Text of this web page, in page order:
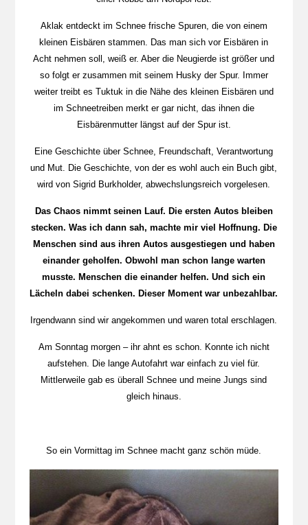
Aklak entdeckt im Schnee frische Spuren, die von einem
kleinen Eisbären stammen. Das man sich vor Eisbären in
Acht nehmen soll, weiß er. Aber die Neugierde ist größer und
so folgt er zusammen mit seinem Husky der Spur. Immer
weiter treibt es Tuktuk in die Nähe des kleinen Eisbären und
im Schneetreiben merkt er gar nicht, das ihnen die
Eisbärenmutter längst auf der Spur ist.
Eine Geschichte über Schnee, Freundschaft, Verantwortung
und Mut. Die Geschichte, von der es wohl auch ein Buch gibt,
wird von Sigrid Burkholder, abwechslungsreich vorgelesen.
Das Chaos nimmt seinen Lauf. Die ersten Autos bleiben
stecken. Was ich dann sah, machte mir viel Hoffnung. Die
Menschen sind aus ihren Autos ausgestiegen und haben
einander geholfen. Obwohl man schon lange warten
musste. Menschen die einander helfen. Und sich ein
Lächeln dabei schenken. Dieser Moment war unbezahlbar.
Irgendwann sind wir angekommen und waren total erschlagen.
Am Sonntag morgen – ihr ahnt es schon. Konnte ich nicht
aufstehen. Die lange Autofahrt war einfach zu viel für.
Mittlerweile gab es überall Schnee und meine Jungs sind
gleich hinaus.
So ein Vormittag im Schnee macht ganz schön müde.